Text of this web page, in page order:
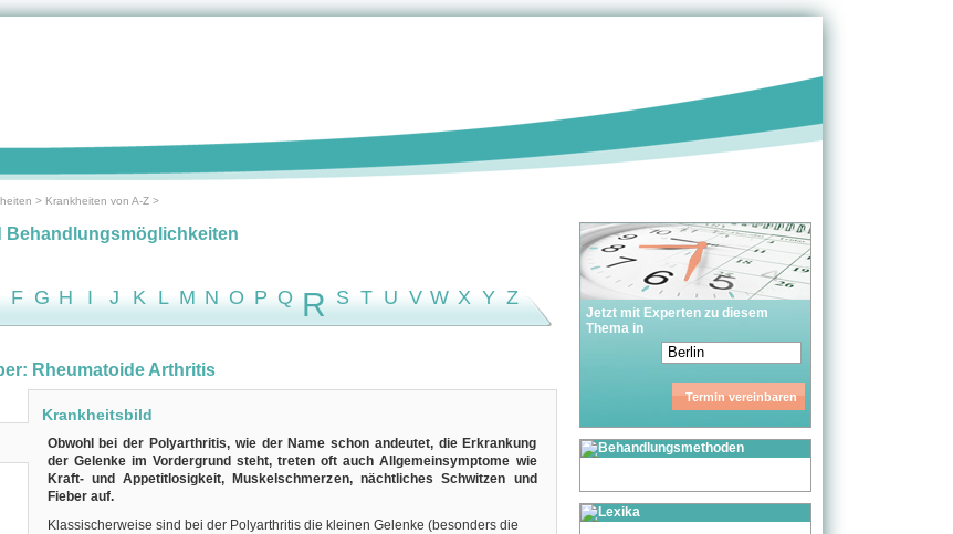
> Krankheiten von A-Z>
Jetzt mit Experten zu diesem
Thema in
Behandlungsmöglichkeiten
F G H I J K L M N O P Q R S T U V W X Y Z
Rheumatoide Arthritis
Krankheitsbild
Obwohl bei der Polyarthritis, wie der Name schon andeutet, die Erkrankung
der Gelenke im Vordergrund steht, treten oft auch Allgemeinsymptome wie
Kraft- und Appetitlosigkeit, Muskelschmerzen, nächtliches Schwitzen und
Fieber auf.
Klassischerweise sind bei der Polyarthritis die kleinen Gelenke (besonders die